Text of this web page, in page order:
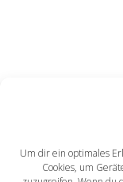
Um dir ein optimales
Cookies, um